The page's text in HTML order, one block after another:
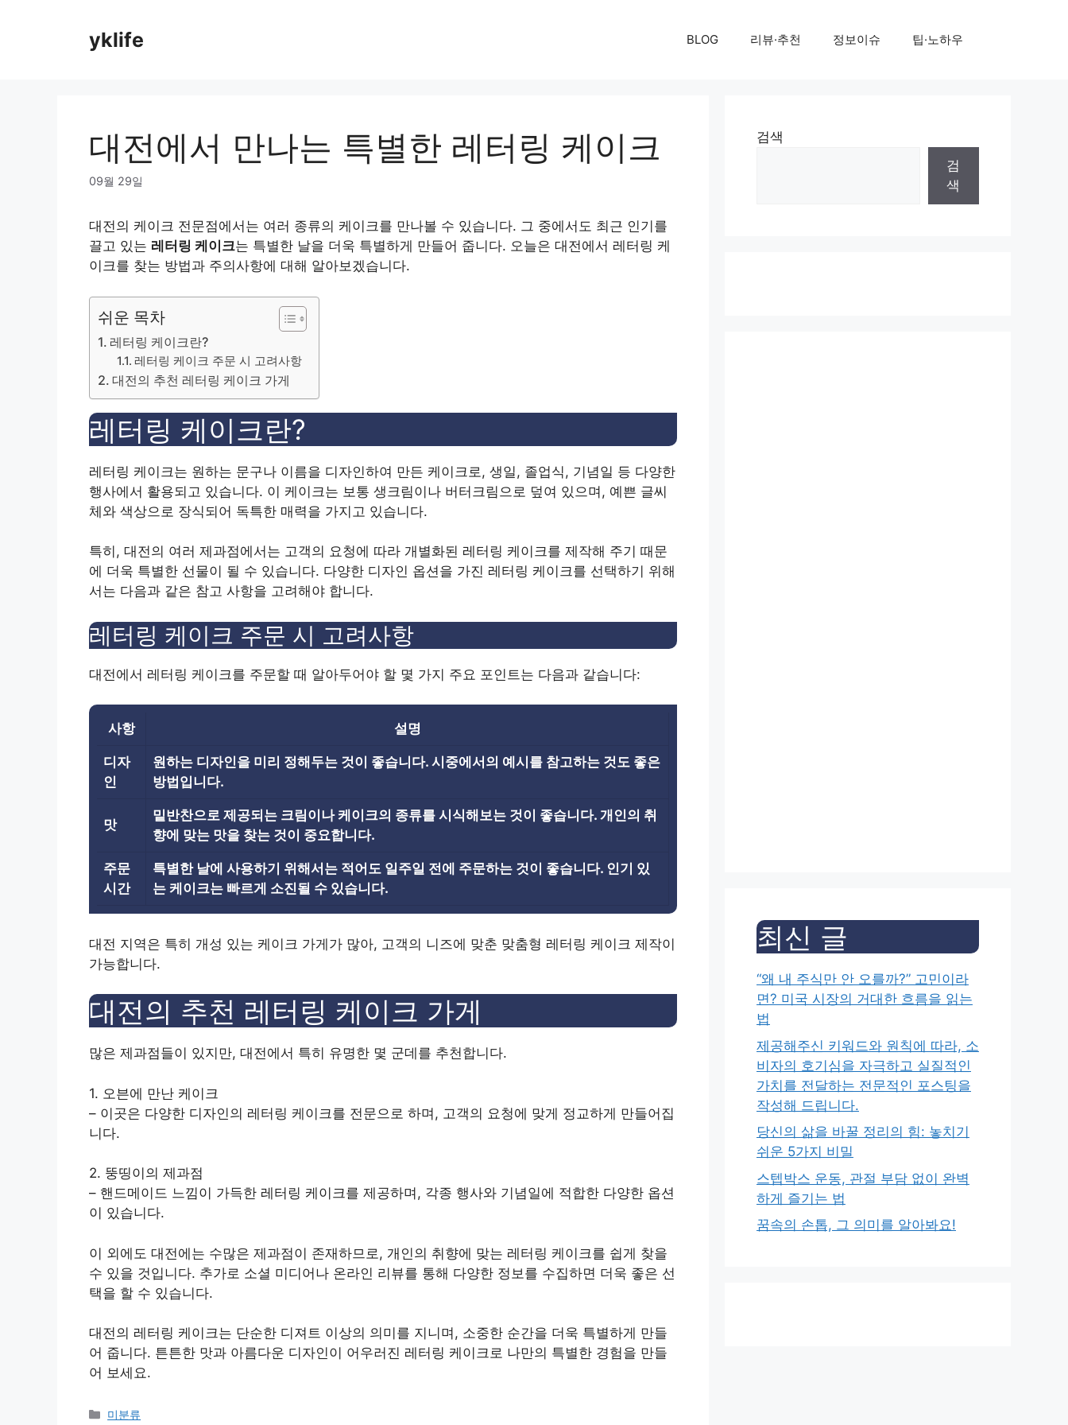
yklife BLOG 리뷰·추천 정보이슈 팁·노하우
대전에서 만나는 특별한 레터링 케이크
09월 29일
대전의 케이크 전문점에서는 여러 종류의 케이크를 만나볼 수 있습니다. 그 중에서도 최근 인기를
끌고 있는 레터링 케이크는 특별한 날을 더욱 특별하게 만들어 줍니다. 오늘은 대전에서 레터링 케
이크를 찾는 방법과 주의사항에 대해 알아보겠습니다.
쉬운 목차
레터링 케이크란?
레터링 케이크 주문 시 고려사항
대전의 추천 레터링 케이크 가게
레터링 케이크란?
레터링 케이크는 원하는 문구나 이름을 디자인하여 만든 케이크로, 생일, 졸업식, 기념일 등 다양한
행사에서 활용되고 있습니다. 이 케이크는 보통 생크림이나 버터크림으로 덮여 있으며, 예쁜 글씨
체와 색상으로 장식되어 독특한 매력을 가지고 있습니다.
특히, 대전의 여러 제과점에서는 고객의 요청에 따라 개별화된 레터링 케이크를 제작해 주기 때문
에 더욱 특별한 선물이 될 수 있습니다. 다양한 디자인 옵션을 가진 레터링 케이크를 선택하기 위해
서는 다음과 같은 참고 사항을 고려해야 합니다.
레터링 케이크 주문 시 고려사항
대전에서 레터링 케이크를 주문할 때 알아두어야 할 몇 가지 주요 포인트는 다음과 같습니다:
사항 설명
디자
인
원하는 디자인을 미리 정해두는 것이 좋습니다. 시중에서의 예시를 참고하는 것도 좋은
방법입니다.
맛
밑반찬으로 제공되는 크림이나 케이크의 종류를 시식해보는 것이 좋습니다. 개인의 취
향에 맞는 맛을 찾는 것이 중요합니다.
주문
시간
특별한 날에 사용하기 위해서는 적어도 일주일 전에 주문하는 것이 좋습니다. 인기 있
는 케이크는 빠르게 소진될 수 있습니다.
대전 지역은 특히 개성 있는 케이크 가게가 많아, 고객의 니즈에 맞춘 맞춤형 레터링 케이크 제작이
가능합니다.
대전의 추천 레터링 케이크 가게
많은 제과점들이 있지만, 대전에서 특히 유명한 몇 군데를 추천합니다.
1. 오븐에 만난 케이크
– 이곳은 다양한 디자인의 레터링 케이크를 전문으로 하며, 고객의 요청에 맞게 정교하게 만들어집
니다.
2. 뚱띵이의 제과점
– 핸드메이드 느낌이 가득한 레터링 케이크를 제공하며, 각종 행사와 기념일에 적합한 다양한 옵션
이 있습니다.
이 외에도 대전에는 수많은 제과점이 존재하므로, 개인의 취향에 맞는 레터링 케이크를 쉽게 찾을
수 있을 것입니다. 추가로 소셜 미디어나 온라인 리뷰를 통해 다양한 정보를 수집하면 더욱 좋은 선
택을 할 수 있습니다.
대전의 레터링 케이크는 단순한 디져트 이상의 의미를 지니며, 소중한 순간을 더욱 특별하게 만들
어 줍니다. 튼튼한 맛과 아름다운 디자인이 어우러진 레터링 케이크로 나만의 특별한 경험을 만들
어 보세요.
Categories
미분류
검색
검
색
최신 글
“왜 내 주식만 안 오를까?” 고민이라
면? 미국 시장의 거대한 흐름을 읽는
법
제공해주신 키워드와 원칙에 따라, 소
비자의 호기심을 자극하고 실질적인
가치를 전달하는 전문적인 포스팅을
작성해 드립니다.
당신의 삶을 바꿀 정리의 힘: 놓치기
쉬운 5가지 비밀
스텝박스 운동, 관절 부담 없이 완벽
하게 즐기는 법
꿈속의 손톱, 그 의미를 알아봐요!